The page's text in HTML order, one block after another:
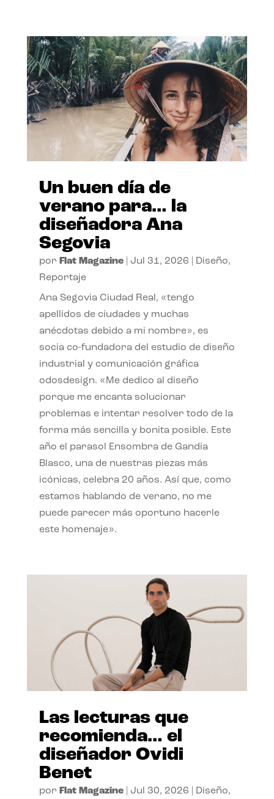
Un buen día de
verano para… la
diseñadora Ana
Segovia
por Flat Magazine| Jul 31, 2026 Diseño,
Reportaje
Ana Segovia Ciudad Real, «tengo
apellidos de ciudades y muchas
anécdotas debido a mi nombre», es
socia co-fundadora del estudio de diseño
industrial y comunicación gráfica
odosdesign. «Me dedico al diseño
porque me encanta solucionar
problemas e intentar resolver todo de la
forma más sencilla y bonita posible. Este
año el parasol Ensombra de Gandia
Blasco, una de nuestras piezas más
icónicas, celebra 20 años. Así que, como
estamos hablando de verano, no me
puede parecer más oportuno hacerle
este homenaje».
Las lecturas que
recomienda… el
diseñador Ovidi
Benet
por Flat Magazine| Jul 30, 2026 Diseño,